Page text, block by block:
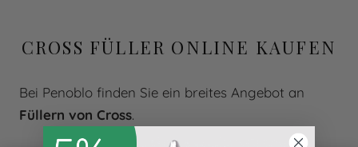
CROSS FÜLLER ONLINE KAUFEN
Bei Penoblo finden Sie ein breites Angebot an
Füllern von Cross.